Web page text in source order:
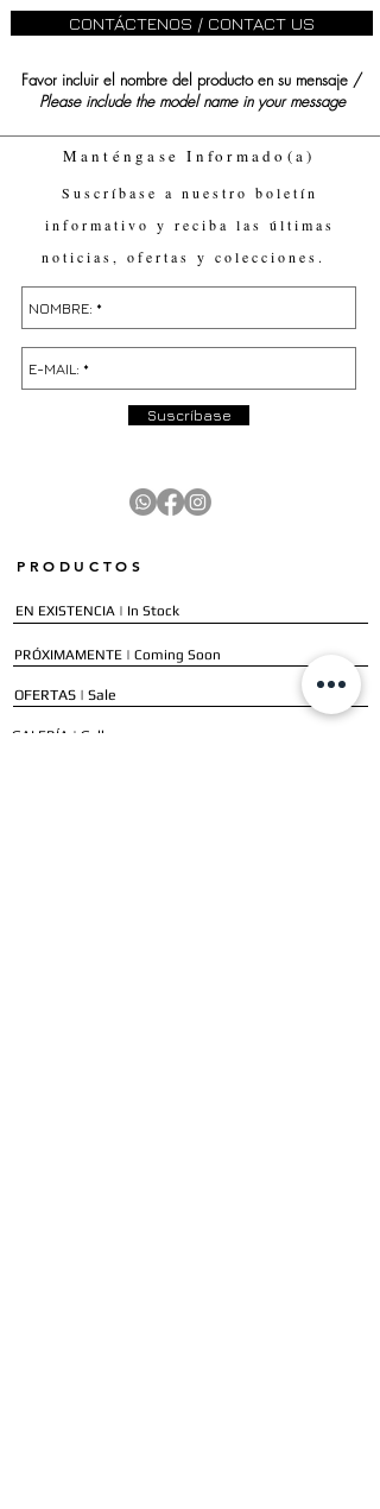
CONTÁCTENOS / CONTACT US
Favor incluir el nombre del producto en su mensaje /
Please include the model name in your message
Manténgase Informado(a)
Suscríbase a nuestro boletín
informativo y reciba las últimas
noticias, ofertas y colecciones.
Suscríbase
PRODUCTOS
EN EXISTENCIA | In Stock
PRÓXIMAMENTE | Coming Soon
OFERTAS | Sale
GALERÍA | Gallery